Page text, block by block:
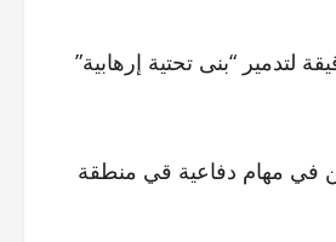
أدرعي، إن الفرقة 210 نفذت عمليات دقيقة لتدمير “بنى تحتية إرهابية”
خلال الشهرين الأخيرين في مهام دفاعية قي منطقة